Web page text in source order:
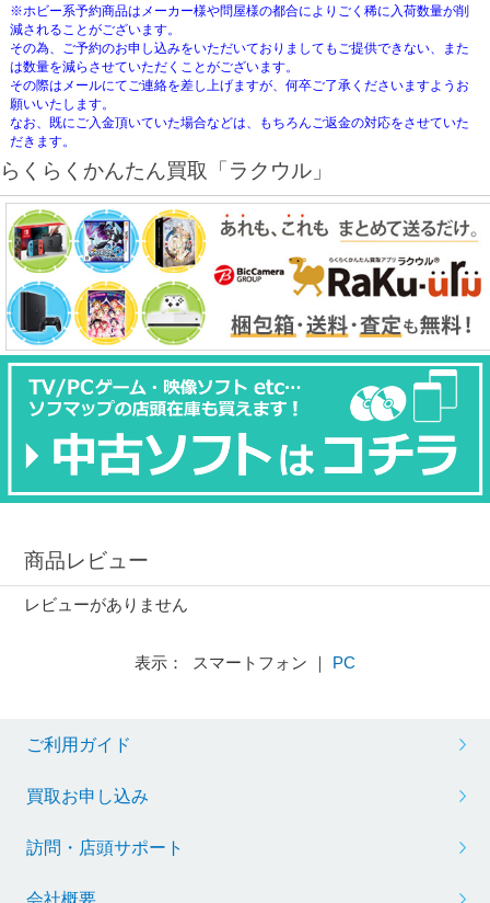
※ホビー系予約商品はメーカー様や問屋様の都合によりごく稀に入荷数量が削
減されることがございます。
その為、ご予約のお申し込みをいただいておりましてもご提供できない、また
は数量を減らさせていただくことがございます。
その際はメールにてご連絡を差し上げますが、何卒ご了承くださいますようお
願いいたします。
なお、既にご入金頂いていた場合などは、もちろんご返金の対応をさせていた
だきます。
らくらくかんたん買取「ラクウル」
商品レビュー
レビューがありません
表示： スマートフォン ｜ PC
ご利用ガイド
買取お申し込み
訪問・店頭サポート